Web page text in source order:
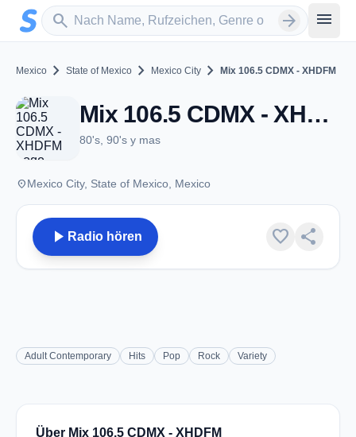
Zum Hauptinhalt springen
search
Sender suchen arrow_forward menu
Mexico chevron_right State of Mexico chevron_right Mexico City chevron_right Mix 106.5 CDMX - XHDFM
Mix 106.5 CDMX - XHDFM - FM 106.5 - Mexico City
80's, 90's y mas
placeMexico City, State of Mexico, Mexico
play_arrow Radio hören favorite share
Adult Contemporary Hits Pop Rock Variety
Über Mix 106.5 CDMX - XHDFM